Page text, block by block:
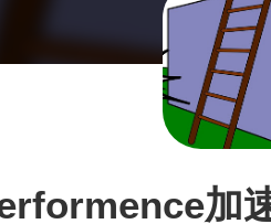
加